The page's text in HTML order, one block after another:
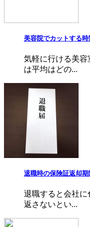
美容院でカットする
気軽に行ける美容
は平均はどの...
退職時の保険証返却
退職すると会社
返さないとい...